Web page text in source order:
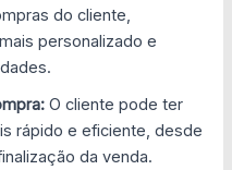
do cliente,
personalizado e
O cliente pode ter
rápido e eficiente, desde
da venda.